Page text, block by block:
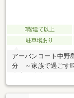
3階建て以上
駐車場あり
アーバンコート中
分 ～家族で過ごす